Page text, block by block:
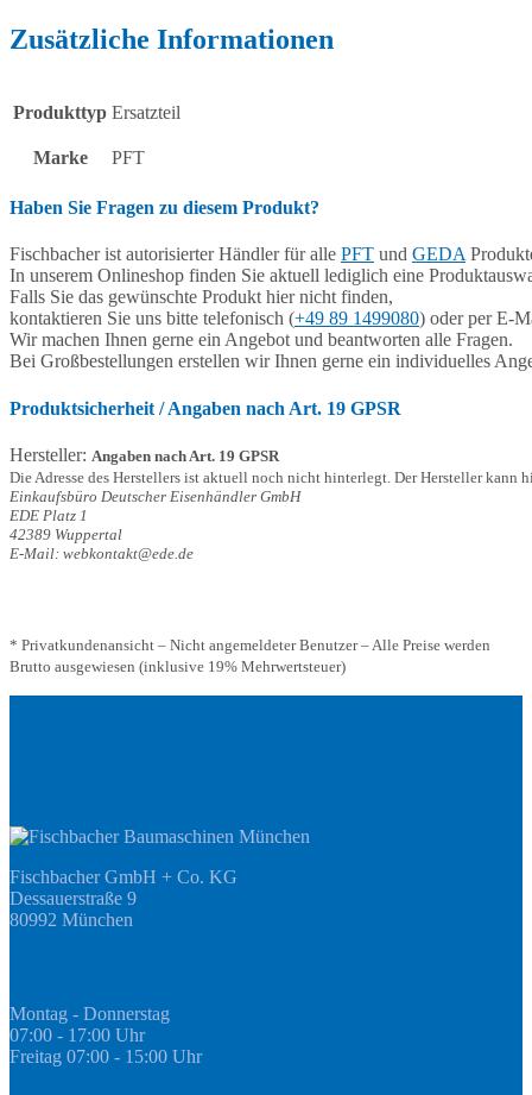
Zusätzliche Informationen
Produkttyp Ersatzteil
Marke PFT
Haben Sie Fragen zu diesem Produkt?
Fischbacher ist autorisierter Händler für alle PFT und GEDA
In unserem Onlineshop finden Sie aktuell lediglich eine
Falls Sie das gewünschte Produkt hier nicht finden,
kontaktieren Sie uns bitte telefonisch (+49 89 1499080) oder per E-
Wir machen Ihnen gerne ein Angebot und beantworten alle Fragen.
Bei Großbestellungen erstellen wir Ihnen gerne ein individuelles
Produktsicherheit / Angaben nach Art. 19 GPSR
Hersteller: Angaben nach Art. 19 GPSR
Die Adresse des Herstellers ist aktuell noch nicht hinterlegt. Der Hersteller kann
Einkaufsbüro Deutscher Eisenhändler GmbH
EDE Platz 1
42389 Wuppertal
E-Mail: webkontakt@ede.de
* Privatkundenansicht – Nicht angemeldeter Benutzer – Alle Preise werden
Brutto ausgewiesen (inklusive 19% Mehrwertsteuer)
Fischbacher GmbH + Co. KG
Dessauerstraße 9
80992 München
Montag - Donnerstag
07:00 - 17:00 Uhr
Freitag 07:00 - 15:00 Uhr